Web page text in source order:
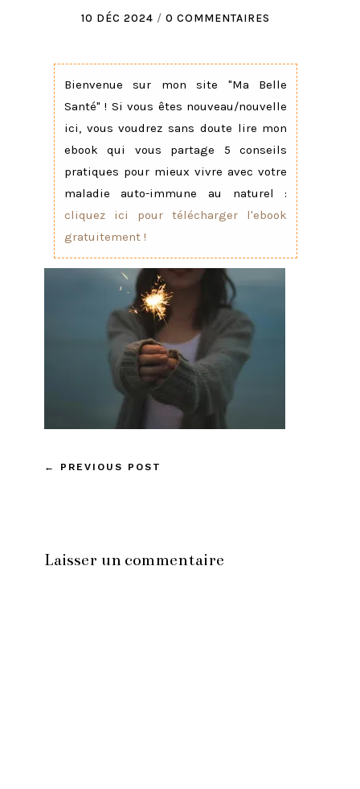
10 DÉC 2024 /0 COMMENTAIRES
Bienvenue sur mon site "Ma Belle
Santé" ! Si vous êtes nouveau/nouvelle
ici, vous voudrez sans doute lire mon
ebook qui vous partage 5 conseils
pratiques pour mieux vivre avec votre
maladie auto-immune au naturel :
cliquez ici pour télécharger l'ebook
gratuitement !
← PREVIOUS POST
Laisser un commentaire